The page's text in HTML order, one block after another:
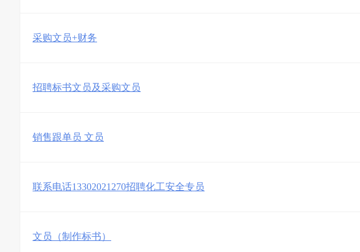
采购文员+财务
招聘标书文员及采购文员
销售跟单员 文员
联系电话13302021270招聘化工安全专员
文员（制作标书）